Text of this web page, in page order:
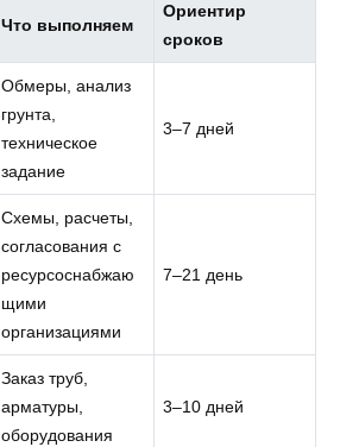
Что выполняем
Ориентир
сроков
Обмеры, анализ
грунта,
техническое
задание
3–7 дней
Схемы, расчеты,
согласования с
ресурсоснабжаю
щими
организациями
7–21 день
Заказ труб,
арматуры,
оборудования
3–10 дней